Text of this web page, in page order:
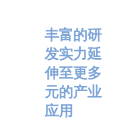
丰富的研
发实力延
伸至更多
元的产业
应用